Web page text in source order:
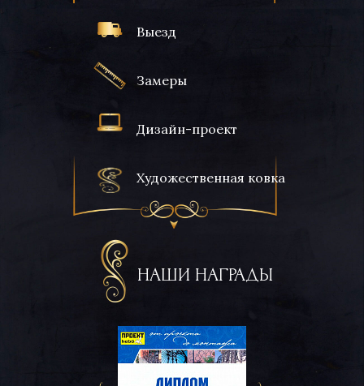
Выезд
Замеры
Дизайн-проект
Художественная ковка
НАШИ НАГРАДЫ